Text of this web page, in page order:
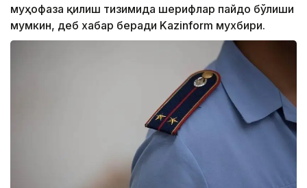
муҳофаза қилиш тизимида шерифлар пайдо бўлиши
мумкин, деб хабар беради Kazinform мухбири.